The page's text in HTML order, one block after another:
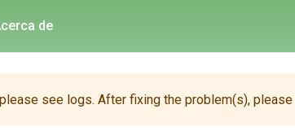
de
see logs. After fixing the problem(s),